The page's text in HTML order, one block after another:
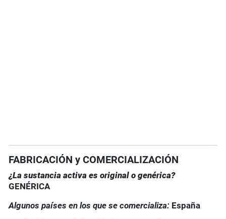
FABRICACIÓN y COMERCIALIZACIÓN
¿La sustancia activa es original o genérica?
GENÉRICA
Algunos países en los que se comercializa: España